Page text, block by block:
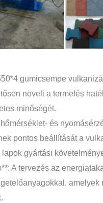
gumicsempe
növeli a termelés
minőségét.
és
pontos beállítását a
gyártási
A tervezés az